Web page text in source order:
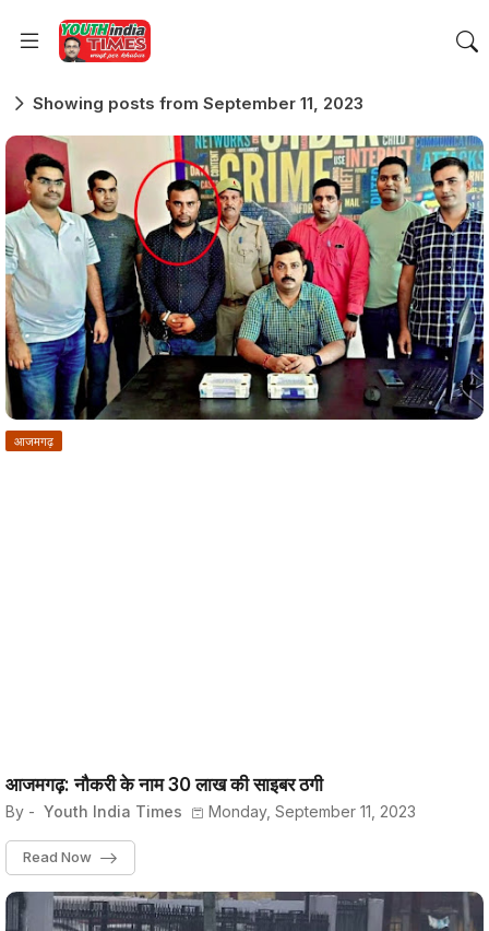
Showing posts from September 11, 2023
आजमगढ़
आजमगढ़: नौकरी के नाम 30 लाख की साइबर ठगी
By - Youth India Times Monday, September 11, 2023
Read Now